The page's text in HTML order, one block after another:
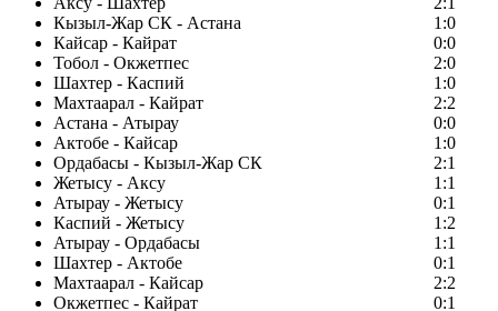
Кызыл-Жар СК - Астана
1:0
Кайсар - Кайрат
0:0
Тобол - Окжетпес
2:0
Шахтер - Каспий
1:0
Махтаарал - Кайрат
2:2
Астана - Атырау
0:0
Актобе - Кайсар
1:0
Ордабасы - Кызыл-Жар СК
2:1
Жетысу - Аксу
1:1
Атырау - Жетысу
0:1
Каспий - Жетысу
1:2
Атырау - Ордабасы
1:1
Шахтер - Актобе
0:1
Махтаарал - Кайсар
2:2
Окжетпес - Кайрат
0:1